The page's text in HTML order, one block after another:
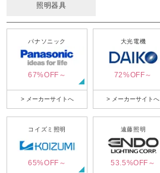
照明器具
パナソニック
67%OFF～
> メーカーサイトへ
大光電機
72%OFF～
> メーカーサイトへ
コイズミ照明
65%OFF～
遠藤照明
53.5%OFF～